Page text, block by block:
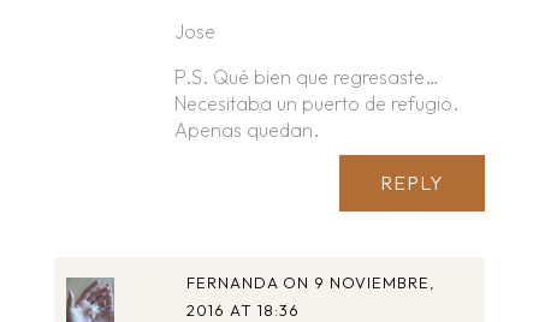
Jose
P.S. Qué bien que regresaste…
Necesitaba un puerto de refugio.
Apenas quedan.
REPLY
FERNANDA ON 9 NOVIEMBRE,
2016 AT 18:36